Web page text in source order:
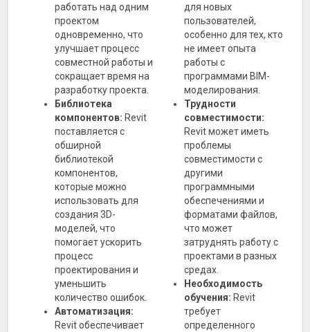
работать над одним
проектом
одновременно, что
улучшает процесс
совместной работы и
сокращает время на
разработку проекта.
Библиотека
компонентов: Revit
поставляется с
обширной
библиотекой
компонентов,
которые можно
использовать для
создания 3D-
моделей, что
помогает ускорить
процесс
проектирования и
уменьшить
количество ошибок.
Автоматизация:
Revit обеспечивает
для новых
пользователей,
особенно для тех, кто
не имеет опыта
работы с
программами BIM-
моделирования.
Трудности
совместимости:
Revit может иметь
проблемы
совместимости с
другими
программными
обеспечениями и
форматами файлов,
что может
затруднять работу с
проектами в разных
средах.
Необходимость
обучения: Revit
требует
определенного